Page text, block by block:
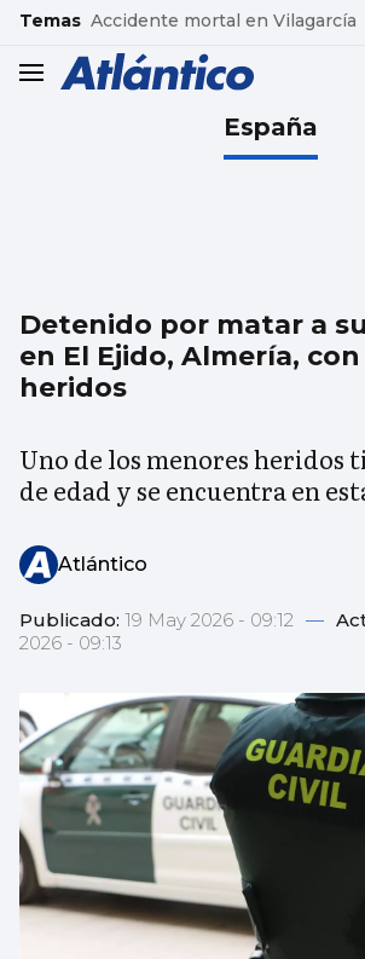
common.go-to-content
Temas Accidente mortal en Vilagarcía
header.menu.open
España
Detenido por matar a
en El Ejido, Almería,
heridos
Uno de los menores heridos
de edad y se encuentra en
Atlántico
Publicado: 19 May 2026 - 09:12 —
2026 - 09:13